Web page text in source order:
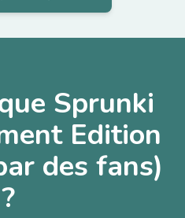
Sprunki
Edition
des fans)
?